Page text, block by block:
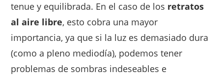
tenue y equilibrada. En el caso de los retratos
al aire libre, esto cobra una mayor
importancia, ya que si la luz es demasiado dura
(como a pleno mediodía), podemos tener
problemas de sombras indeseables e